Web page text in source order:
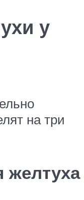
у
на три
желтуха